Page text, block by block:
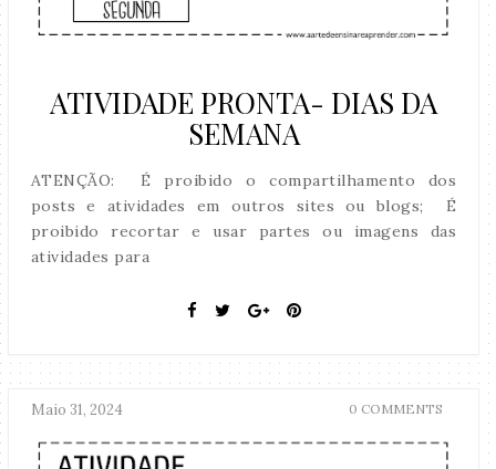
ATIVIDADE PRONTA- DIAS DA
SEMANA
ATENÇÃO: É proibido o compartilhamento dos
posts e atividades em outros sites ou blogs; É
proibido recortar e usar partes ou imagens das
atividades para
Maio 31, 2024 0 COMMENTS